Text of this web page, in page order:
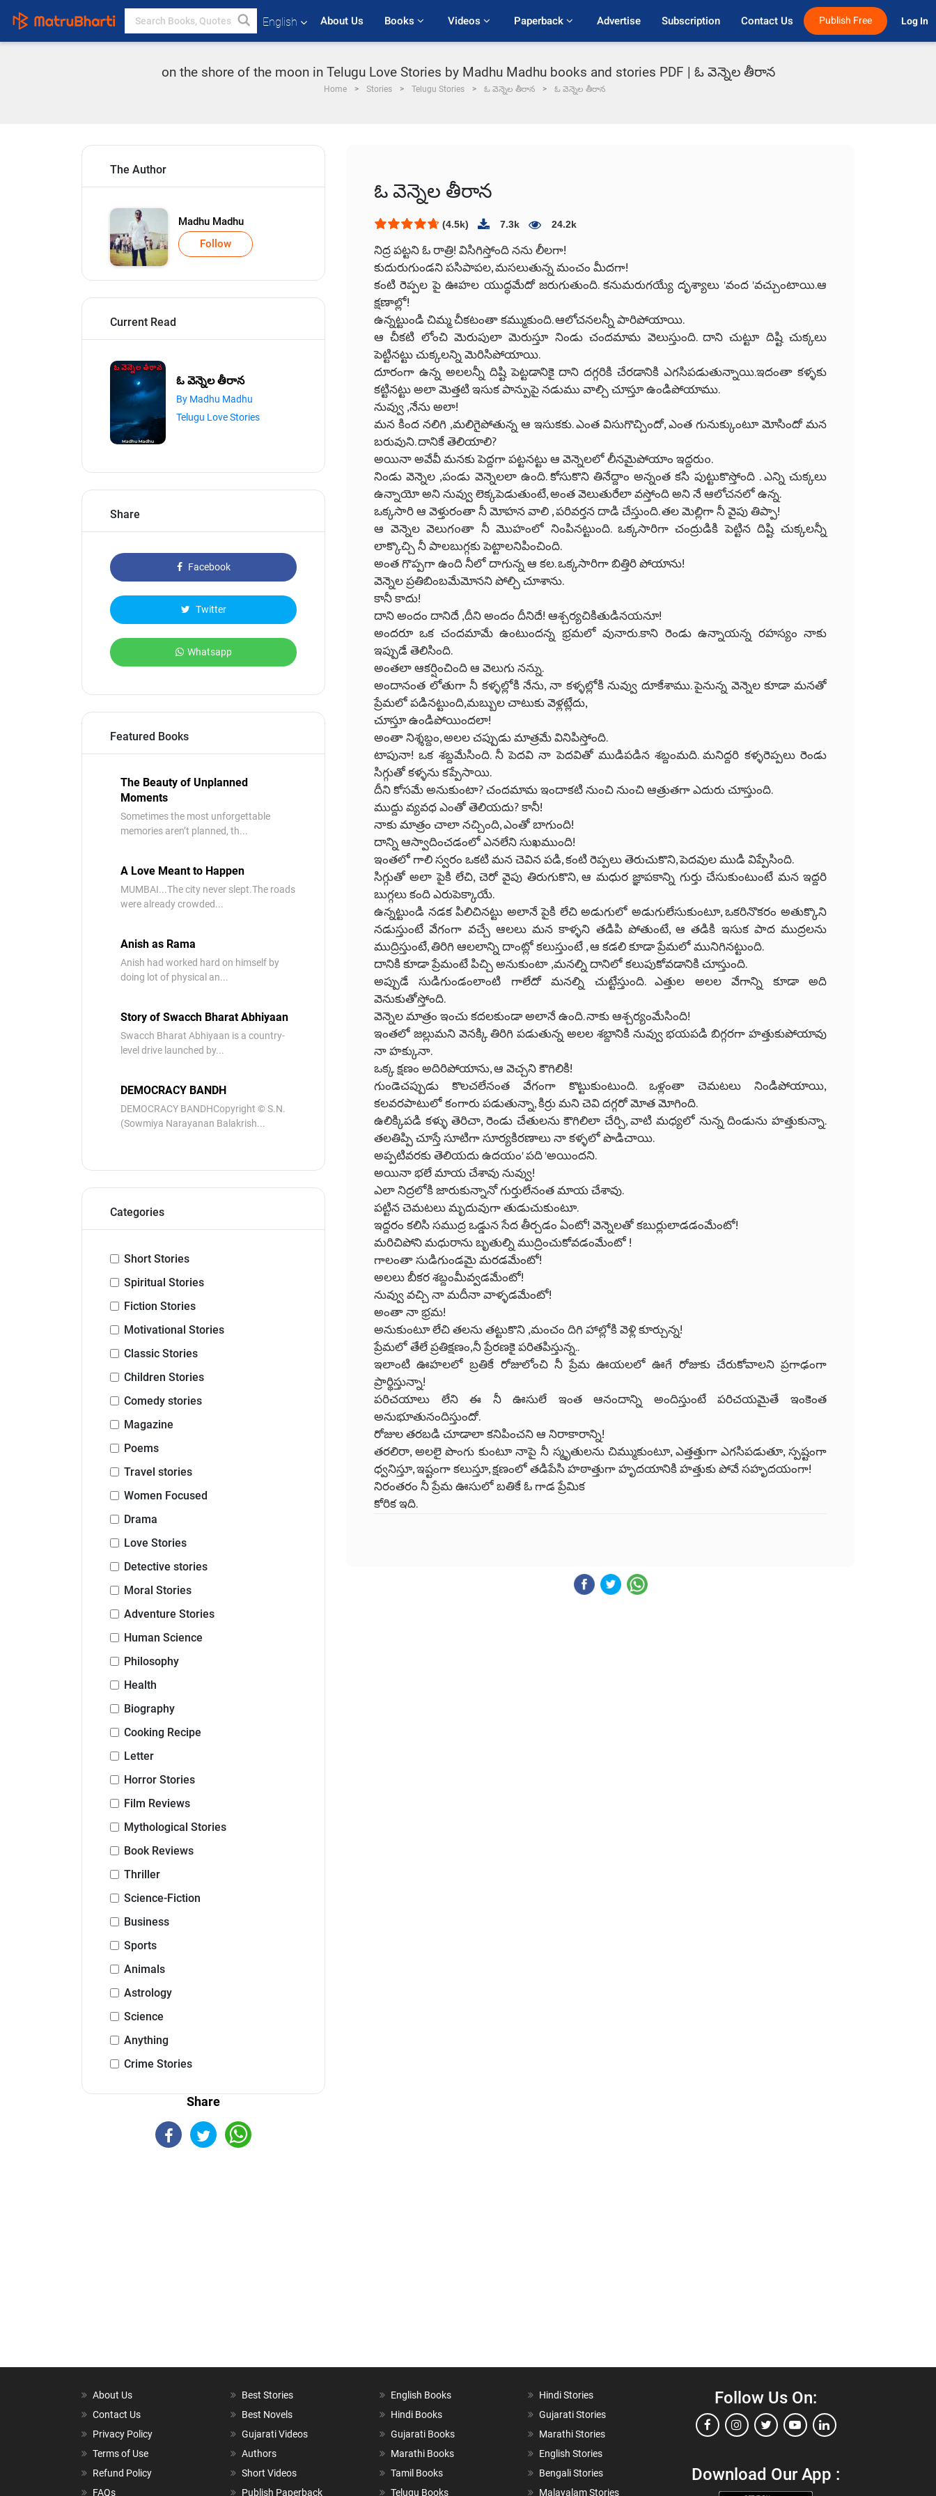
English About Us Books Videos Paperback Advertise Subscription Contact Us Publish Free Log In
on the shore of the moon in Telugu Love Stories by Madhu Madhu books and stories PDF | ఓ వెన్నెల తీరాన
Home Stories Telugu Stories ఓ వెన్నెల తీరాన ఓ వెన్నెల తీరాన
The Author
Madhu Madhu
Follow
Current Read
ఓ వెన్నెల తీరాన
By Madhu Madhu
Telugu Love Stories
Share
Facebook
Twitter
Whatsapp
Featured Books
The Beauty of Unplanned
Moments
Sometimes the most unforgettable
memories aren’t planned, th...
A Love Meant to Happen
MUMBAI...The city never slept.The roads
were already crowded...
Anish as Rama
Anish had worked hard on himself by
doing lot of physical an...
Story of Swacch Bharat Abhiyaan
Swacch Bharat Abhiyaan is a country-
level drive launched by...
DEMOCRACY BANDH
DEMOCRACY BANDHCopyright © S.N.
(Sowmiya Narayanan Balakrish...
Categories
Short Stories
Spiritual Stories
Fiction Stories
Motivational Stories
Classic Stories
Children Stories
Comedy stories
Magazine
Poems
Travel stories
Women Focused
Drama
Love Stories
Detective stories
Moral Stories
Adventure Stories
Human Science
Philosophy
Health
Biography
Cooking Recipe
Letter
Horror Stories
Film Reviews
Mythological Stories
Book Reviews
Thriller
Science-Fiction
Business
Sports
Animals
Astrology
Science
Anything
Crime Stories
Share
ఓ వెన్నెల తీరాన
(4.5k) 7.3k 24.2k
నిద్ర పట్టని ఓ రాత్రి! విసిగిస్తోంది నను లీలగా!
కుదురుగుండని పసిపాపల, మసలుతున్న మంచం మీదగా!
కంటి రెప్పల పై ఊహల యుద్ధమేదో జరుగుతుంది. కనుమరుగయ్యే దృశ్యాలు 'వంద 'వచ్చుంటాయి.ఆ
క్షణాల్లో!
ఉన్నట్టుండి చిమ్మ చీకటంతా కమ్ముకుంది. ఆలోచనలన్నీ పారిపోయాయి.
ఆ చీకటి లోంచి మెరుపులా మెరుస్తూ నిండు చందమామ వెలుస్తుంది. దాని చుట్టూ దిష్టి చుక్కలు
పెట్టినట్టు చుక్కలన్ని మెరిసిపోయాయి.
దూరంగా ఉన్న అలలన్నీ దిష్టి పెట్టడానికై దాని దగ్గరికి చేరడానికి ఎగసిపడుతున్నాయి.ఇదంతా కళ్ళకు
కట్టినట్టు అలా మెత్తటి ఇసుక పాన్పుపై నడుము వాల్చి చూస్తూ ఉండిపోయాము.
నువ్వు ,నేను అలా!
మన కింద నలిగి ,మలిగైపోతున్న ఆ ఇసుకకు. ఎంత విసుగొచ్చిందో, ఎంత గునుక్కుంటూ మోసిందో మన
బరువుని. దానికే తెలియాలి?
అయినా అవేవీ మనకు పెద్దగా పట్టనట్టు ఆ వెన్నెలలో లీనమైపోయాం ఇద్దరుo.
నిండు వెన్నెల ,పండు వెన్నెలలా ఉంది. కోసుకొని తినేద్దాం అన్నంత కసి పుట్టుకొస్తోంది . ఎన్ని చుక్కలు
ఉన్నాయో అని నువ్వు లెక్కపెడుతుంటే, అంత వెలుతురేలా వస్తోంది అని నే ఆలోచనలో ఉన్న.
ఒక్కసారి ఆ వెళ్తురంతా నీ మోహన వాలి , పరివర్తన దాడి చేస్తుంది. తల మెల్లిగా నీ వైపు తిప్పా!
ఆ వెన్నెల వెలుగoతా నీ మొహంలో నింపినట్టుంది. ఒక్కసారిగా చంద్రుడికి పెట్టిన దిష్టి చుక్కలన్నీ
లాక్కొచ్చి నీ పాలబుగ్గకు పెట్టాలనిపించింది.
అంత గొప్పగా ఉంది నీలో దాగున్న ఆ కల. ఒక్కసారిగా బిత్తిరి పోయాను!
వెన్నెల ప్రతిబింబమేమోనని పోల్చి చూశాను.
కానీ కాదు!
దాని అందం దానిదే ,దీని అందం దీనిదే! ఆశ్చర్యచికితుడినయనూ!
అందరూ ఒక చందమామే ఉంటుందన్న భ్రమలో వునారు.కాని రెండు ఉన్నాయన్న రహస్యం నాకు
ఇప్పుడే తెలిసింది.
అంతలా ఆకర్షించింది ఆ వెలుగు నన్ను.
అందానంత లోతుగా నీ కళ్ళల్లోకి నేను, నా కళ్ళల్లోకి నువ్వు దూకేశాము. పైనున్న వెన్నెల కూడా మనతో
ప్రేమలో పడినట్టుంది,మబ్బుల చాటుకు వెళ్లట్లేదు,
చూస్తూ ఉండిపోయిందలా!
అంతా నిశ్శబ్దం, అలల చప్పుడు మాత్రమే వినిపిస్తోంది.
టాపునా! ఒక శబ్దమేసింది. నీ పెదవి నా పెదవితో ముడిపడిన శబ్దంమది. మనిద్దరి కళ్ళరెప్పలు రెండు
సిగ్గుతో కళ్ళను కప్పేసాయి.
దీని కోసమే అనుకుంటా? చందమామ ఇందాకటి నుంచి నుంచి ఆత్రుతగా ఎదురు చూస్తుంది.
ముద్దు వ్యవధ ఎంతో తెలియదు? కానీ!
నాకు మాత్రం చాలా నచ్చింది, ఎంతో బాగుంది!
దాన్ని ఆస్వాదించడంలో ఎనలేని సుఖముంది!
ఇంతలో గాలి స్వరం ఒకటి మన చెవిన పడి, కంటి రెప్పలు తెరుచుకొని, పెదవుల ముడి విప్పేసింది.
సిగ్గుతో అలా పైకి లేచి, చెరో వైపు తిరుగుకొని, ఆ మధుర జ్ఞాపకాన్ని గుర్తు చేసుకుంటుంటే మన ఇద్దరి
బుగ్గలు కంది ఎరుపెక్కాయే.
ఉన్నట్టుండి నడక పిలిచినట్టు అలానే పైకి లేచి అడుగులో అడుగులేసుకుంటూ, ఒకరినొకరం అతుక్కొని
నడుస్తుంటే వేగంగా వచ్చే ఆలలు మన కాళ్ళని తడిపి పోతుంటే, ఆ తడికి ఇసుక పాద ముద్రలను
ముద్రిస్తుంటే, తిరిగి ఆలలాన్ని దాంట్లో కలుస్తుంటే , ఆ కడలి కూడా ప్రేమలో మునిగినట్టుంది.
దానికి కూడా ప్రేమంటే పిచ్చి అనుకుంటా ,మనల్ని దానిలో కలుపుకోవడానికి చూస్తుంది.
అప్పుడే సుడిగుండంలాంటి గాలేదో మనల్ని చుట్టేస్తుంది. ఎత్తుల అలల వేగాన్ని కూడా అది
వెనుకుతోస్తోంది.
వెన్నెల మాత్రం ఇంచు కదలకుండా అలానే ఉంది. నాకు ఆశ్చర్యంమేసింది!
ఇంతలో జల్లుమని వెనక్కి తిరిగి పడుతున్న అలల శబ్దానికి నువ్వు భయపడి బిగ్గరగా హత్తుకుపోయావు
నా హక్కునా.
ఒక్క క్షణం అదిరిపోయాను, ఆ వెచ్చని కౌగిలికి!
గుండెచప్పుడు కొలచలేనంత వేగంగా కొట్టుకుంటుంది. ఒళ్లంతా చెమటలు నిండిపోయాయి,
కలవరపాటులో కంగారు పడుతున్నా, కిర్రు మని చెవి దగ్గరో మోత మోగింది.
ఉలిక్కిపడి కళ్ళు తెరిచా, రెండు చేతులను కౌగిలిలా చేర్చి, వాటి మధ్యలో నున్న దిండును హత్తుకున్నా.
తలతిప్పి చూస్తే సూటిగా సూర్యకిరణాలు నా కళ్ళలో పొడిచాయి.
అప్పటివరకు తెలియదు ఉదయం' పది 'అయిందని.
అయినా భలే మాయ చేశావు నువ్వు!
ఎలా నిద్రలోకి జారుకున్నానో గుర్తులేనంత మాయ చేశావు.
పట్టిన చెమటలు మృదువుగా తుడుచుకుంటూ.
ఇద్దరం కలిసి సముద్ర ఒడ్డున సేద తీర్చడం ఏంటో! వెన్నెలతో కబుర్లులాడడంమేంటో!
మరిచిపోని మధురాను బృతుల్ని ముద్రించుకోవడంమేంటో !
గాలంతా సుడిగుండమై మరడమేంటో!
అలలు బీకర శబ్దంమీవ్వడమేంటో!
నువ్వు వచ్చి నా మదీనా వాళ్ళడమేంటో!
అంతా నా భ్రమ!
అనుకుంటూ లేచి తలను తట్టుకొని ,మంచం దిగి హాల్లోకి వెళ్లి కూర్చున్న!
ప్రేమలో తేలే ప్రతిక్షణం,నీ ప్రేరణకై పరితపిస్తున్న..
ఇలాంటి ఊహలలో బ్రతికే రోజులోంచి నీ ప్రేమ ఊయలలో ఊగే రోజుకు చేరుకోవాలని ప్రగాఢంగా
ప్రార్థిస్తున్నా!
పరిచయాలు లేని ఈ నీ ఊసులే ఇంత ఆనందాన్ని అందిస్తుంటే పరిచయమైతే ఇంకెంత
అనుభూతునందిస్తుందో.
రోజుల తరబడి చూడాలా కనిపించని ఆ నిరాకారాన్ని!
తరలిరా, అలలై పొంగు కుంటూ నాపై నీ స్మృతులను చిమ్ముకుంటూ, ఎత్తత్తుగా ఎగసిపడుతూ, స్పష్టంగా
ధ్వనిస్తూ, ఇష్టంగా కలుస్తూ, క్షణంలో తడిపేసి హఠాత్తుగా హృదయానికి హత్తుకు పోవే సహృదయంగా!
నిరంతరం నీ ప్రేమ ఊసులో బతికే ఓ గాడ ప్రేమిక
కోరిక ఇది.
About Us
Contact Us
Privacy Policy
Terms of Use
Refund Policy
FAQs
Best Stories
Best Novels
Gujarati Videos
Authors
Short Videos
Publish Paperback
English Books
Hindi Books
Gujarati Books
Marathi Books
Tamil Books
Telugu Books
Hindi Stories
Gujarati Stories
Marathi Stories
English Stories
Bengali Stories
Malayalam Stories
Follow Us On:
Download Our App :